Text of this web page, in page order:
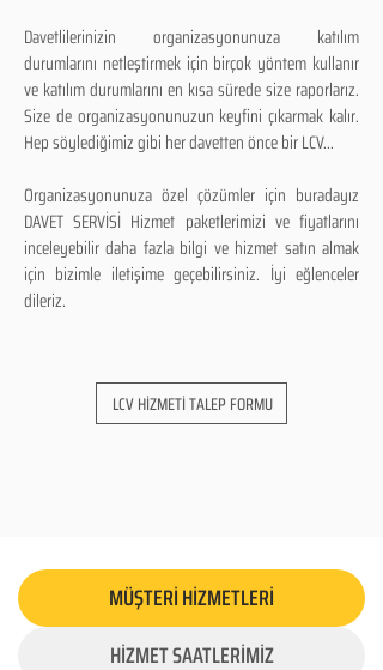
Davetlilerinizin organizasyonunuza katılım
durumlarını netleştirmek için birçok yöntem kullanır
ve katılım durumlarını en kısa sürede size raporlarız.
Size de organizasyonunuzun keyfini çıkarmak kalır.
Hep söylediğimiz gibi her davetten önce bir LCV...
Organizasyonunuza özel çözümler için buradayız
DAVET SERVİSİ Hizmet paketlerimizi ve fiyatlarını
inceleyebilir daha fazla bilgi ve hizmet satın almak
için bizimle iletişime geçebilirsiniz. İyi eğlenceler
dileriz.
LCV HİZMETİ TALEP FORMU
MÜŞTERİ HİZMETLERİ
HİZMET SAATLERİMİZ